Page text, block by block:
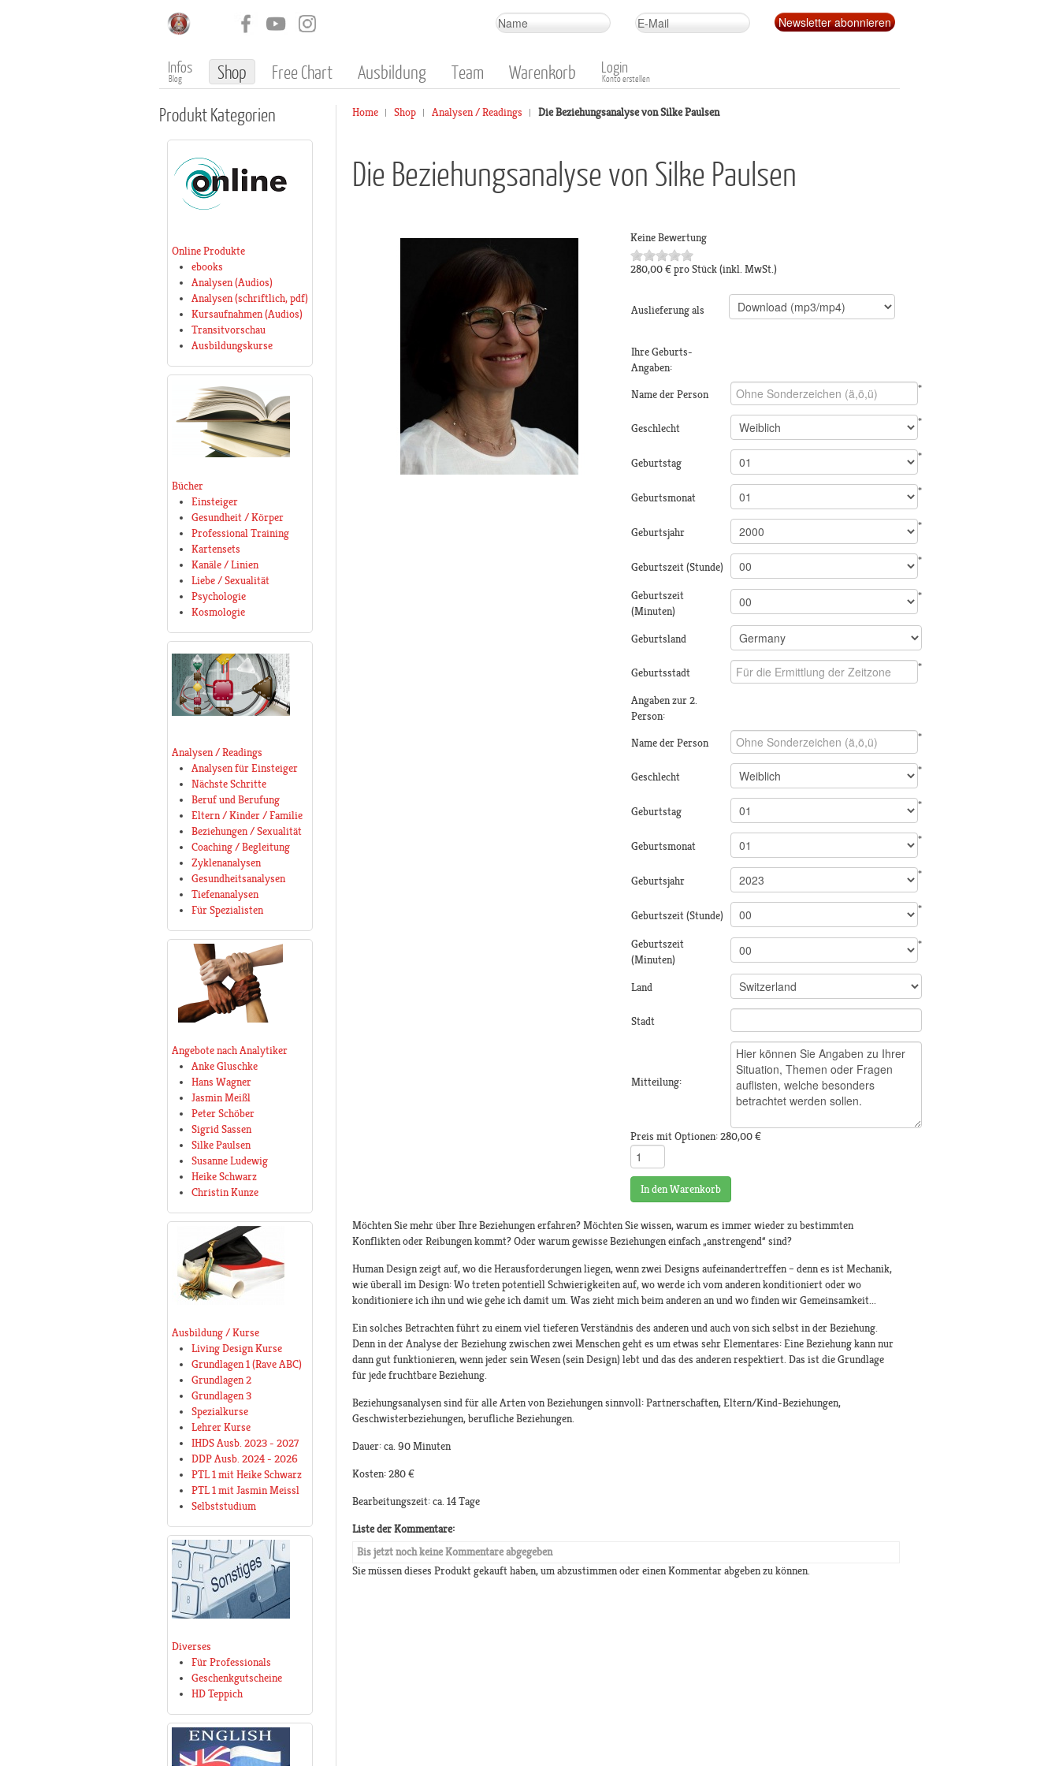
Infos
Blog Shop Free Chart Ausbildung Team Warenkorb Login
Konto erstellen
Home Shop Analysen / Readings Die Beziehungsanalyse von Silke Paulsen
Die Beziehungsanalyse von Silke Paulsen
Keine Bewertung
280,00 € pro Stück(inkl. MwSt.)
Auslieferung als
Ihre Geburts-
Angaben:
Name der Person
*
Geschlecht *
Geburtstag *
Geburtsmonat *
Geburtsjahr *
Geburtszeit (Stunde) *
Geburtszeit
(Minuten)
*
Geburtsland
Geburtsstadt *
Angaben zur 2.
Person:
Name der Person
*
Geschlecht *
Geburtstag *
Geburtsmonat *
Geburtsjahr *
Geburtszeit (Stunde) *
Geburtszeit
(Minuten)
*
Land
Stadt
Mitteilung:
Preis mit Optionen: 280,00 €
In den Warenkorb
Möchten Sie mehr über Ihre Beziehungen erfahren? Möchten Sie wissen, warum es immer wieder zu bestimmten
Konflikten oder Reibungen kommt? Oder warum gewisse Beziehungen einfach „anstrengend“ sind?
Human Design zeigt auf, wo die Herausforderungen liegen, wenn zwei Designs aufeinandertreffen – denn es ist Mechanik,
wie überall im Design: Wo treten potentiell Schwierigkeiten auf, wo werde ich vom anderen konditioniert oder wo
konditioniere ich ihn und wie gehe ich damit um. Was zieht mich beim anderen an und wo finden wir Gemeinsamkeit...
Ein solches Betrachten führt zu einem viel tieferen Verständnis des anderen und auch von sich selbst in der Beziehung.
Denn in der Analyse der Beziehung zwischen zwei Menschen geht es um etwas sehr Elementares: Eine Beziehung kann nur
dann gut funktionieren, wenn jeder sein Wesen (sein Design) lebt und das des anderen respektiert. Das ist die Grundlage
für jede fruchtbare Beziehung.
Beziehungsanalysen sind für alle Arten von Beziehungen sinnvoll: Partnerschaften, Eltern/Kind-Beziehungen,
Geschwisterbeziehungen, berufliche Beziehungen.
Dauer: ca. 90 Minuten
Kosten: 280 €
Bearbeitungszeit: ca. 14 Tage
Liste der Kommentare:
Bis jetzt noch keine Kommentare abgegeben
Sie müssen dieses Produkt gekauft haben, um abzustimmen oder einen Kommentar abgeben zu können.
ProduktKategorien
Online Produkte
ebooks
Analysen (Audios)
Analysen (schriftlich, pdf)
Kursaufnahmen (Audios)
Transitvorschau
Ausbildungskurse
Bücher
Einsteiger
Gesundheit / Körper
Professional Training
Kartensets
Kanäle / Linien
Liebe / Sexualität
Psychologie
Kosmologie
Analysen / Readings
Analysen für Einsteiger
Nächste Schritte
Beruf und Berufung
Eltern / Kinder / Familie
Beziehungen / Sexualität
Coaching / Begleitung
Zyklenanalysen
Gesundheitsanalysen
Tiefenanalysen
Für Spezialisten
Angebote nach Analytiker
Anke Gluschke
Hans Wagner
Jasmin Meißl
Peter Schöber
Sigrid Sassen
Silke Paulsen
Susanne Ludewig
Heike Schwarz
Christin Kunze
Ausbildung / Kurse
Living Design Kurse
Grundlagen 1 (Rave ABC)
Grundlagen 2
Grundlagen 3
Spezialkurse
Lehrer Kurse
IHDS Ausb. 2023 - 2027
DDP Ausb. 2024 - 2026
PTL 1 mit Heike Schwarz
PTL 1 mit Jasmin Meissl
Selbststudium
Diverses
Für Professionals
Geschenkgutscheine
HD Teppich